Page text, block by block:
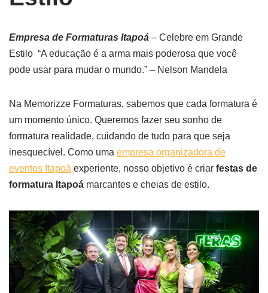
Empresa de Formaturas Itapoá – Celebre em Grande
Estilo “A educação é a arma mais poderosa que você
pode usar para mudar o mundo.” – Nelson Mandela
Na Memorizze Formaturas, sabemos que cada formatura é
um momento único. Queremos fazer seu sonho de
formatura realidade, cuidando de tudo para que seja
inesquecível. Como uma empresa organizadora de
eventos Itapoá experiente, nosso objetivo é criar festas de
formatura Itapoá marcantes e cheias de estilo.